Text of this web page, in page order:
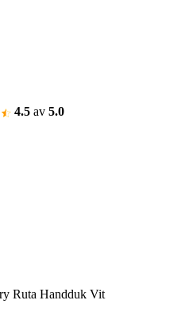
4.5 av 5.0
Ruta Handduk Vit